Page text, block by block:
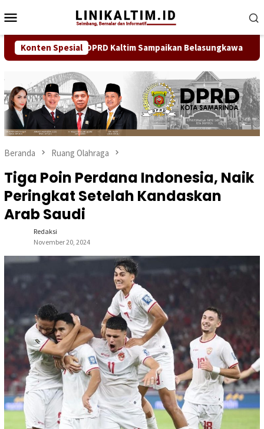
ke
kontenMobile
Konten Spesial
Tutup Usia, DPRD Kaltim Sampaikan Belasungkawa
Beranda Ruang Olahraga
Tiga Poin Perdana Indonesia, Naik
Peringkat Setelah Kandaskan
Arab Saudi
Redaksi
November 20, 2024